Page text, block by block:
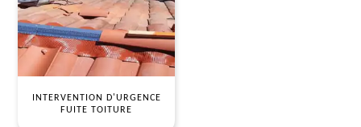
INTERVENTION D'URGENCE
FUITE TOITURE